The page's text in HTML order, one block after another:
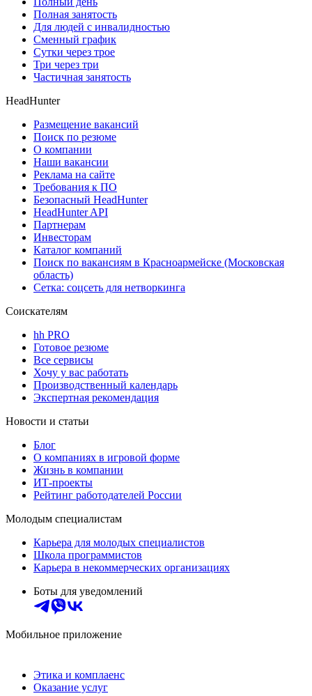
Полная занятость
Для людей с инвалидностью
Сменный график
Сутки через трое
Три через три
Частичная занятость
HeadHunter
Размещение вакансий
Поиск по резюме
О компании
Наши вакансии
Реклама на сайте
Требования к ПО
Безопасный HeadHunter
HeadHunter API
Партнерам
Инвесторам
Каталог компаний
Поиск по вакансиям в Красноармейске (Московская
область)
Сетка: соцсеть для нетворкинга
Соискателям
hh PRO
Готовое резюме
Все сервисы
Хочу у вас работать
Производственный календарь
Экспертная рекомендация
Новости и статьи
Блог
О компаниях в игровой форме
Жизнь в компании
ИТ-проекты
Рейтинг работодателей России
Молодым специалистам
Карьера для молодых специалистов
Школа программистов
Карьера в некоммерческих организациях
Боты для уведомлений
Мобильное приложение
Этика и комплаенс
Оказание услуг